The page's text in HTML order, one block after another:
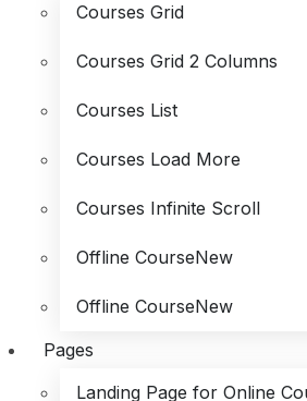
Courses Grid
Courses Grid 2 Columns
Courses List
Courses Load More
Courses Infinite Scroll
Offline CourseNew
Offline CourseNew
Pages
Landing Page for Online